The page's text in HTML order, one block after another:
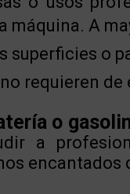
máquina. A
superficies o
requieren
o
a
encantados